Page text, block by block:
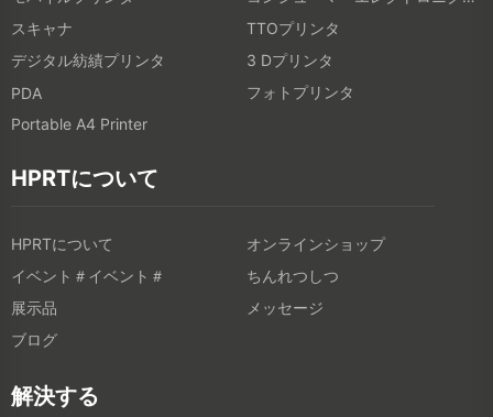
スキャナ
TTOプリンタ
デジタル紡績プリンタ
3 Dプリンタ
PDA
フォトプリンタ
Portable A4 Printer
HPRTについて
HPRTについて
オンラインショップ
イベント＃イベント＃
ちんれつしつ
展示品
メッセージ
ブログ
解決する